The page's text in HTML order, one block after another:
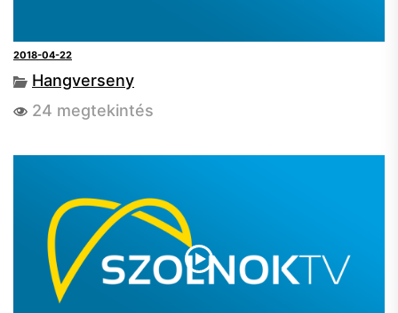
2018-04-22
Hangverseny
24 megtekintés